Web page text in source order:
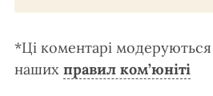
*Ці коментарі модеруються
наших правил ком’юніті